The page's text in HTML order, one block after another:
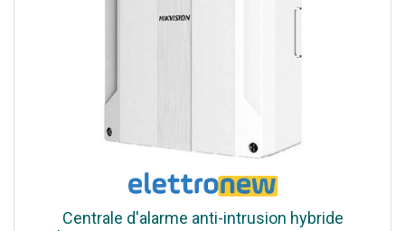
Centrale d'alarme anti-intrusion hybride